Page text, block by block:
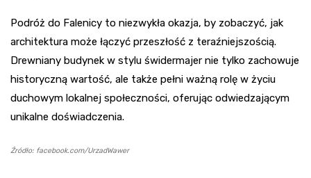
Podróż do Falenicy to niezwykła okazja, by zobaczyć, jak
architektura może łączyć przeszłość z teraźniejszością.
Drewniany budynek w stylu świdermajer nie tylko zachowuje
historyczną wartość, ale także pełni ważną rolę w życiu
duchowym lokalnej społeczności, oferując odwiedzającym
unikalne doświadczenia.
Źródło: facebook.com/UrzadWawer